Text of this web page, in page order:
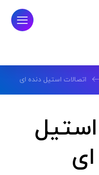
اتصالات استیل دنده ای